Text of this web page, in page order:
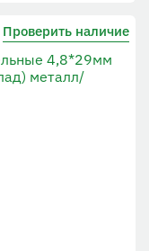
Проверить наличие
4,8*29мм
металл/